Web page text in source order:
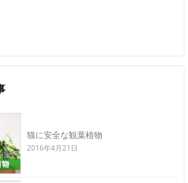
猫に安全な観葉植物
2016年4月21日